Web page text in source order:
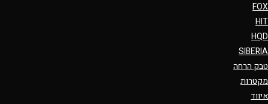
FOX
HIT
HQD
SIBERIA
טבק הרחה
מקטרות
איווד